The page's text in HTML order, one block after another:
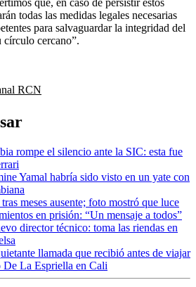
todas las medidas legales necesarias
para salvaguardar la integridad del
cercano”.
RCN
rompe el silencio ante la SIC: esta fue
Yamal habría sido visto en un yate con
meses ausente; foto mostró que luce
en prisión: “Un mensaje a todos”
director técnico: toma las riendas en
llamada que recibió antes de viajar
De La Espriella en Cali